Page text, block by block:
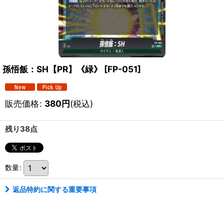
孫悟飯：SH【PR】《緑》 [FP-051]
販売価格: 380円(税込)
残り38点
数量:
返品特約に関する重要事項